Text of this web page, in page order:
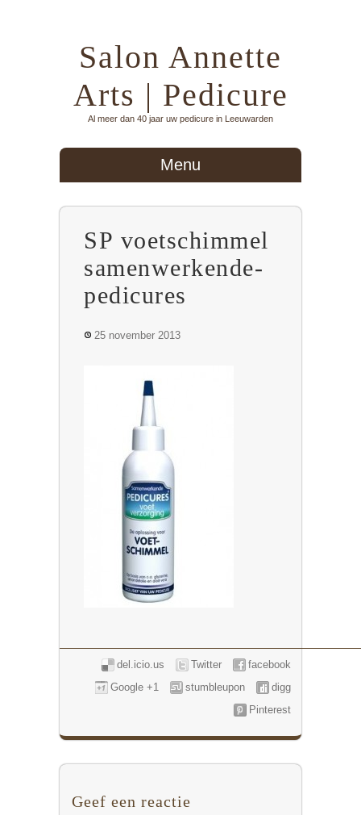
Salon Annette
Arts | Pedicure
Al meer dan 40 jaar uw pedicure in Leeuwarden
Menu
SP voetschimmel
samenwerkende-
pedicures
25 november 2013
facebook
Twitter
del.icio.us
digg
stumbleupon
Google +1
Pinterest
Geef een reactie